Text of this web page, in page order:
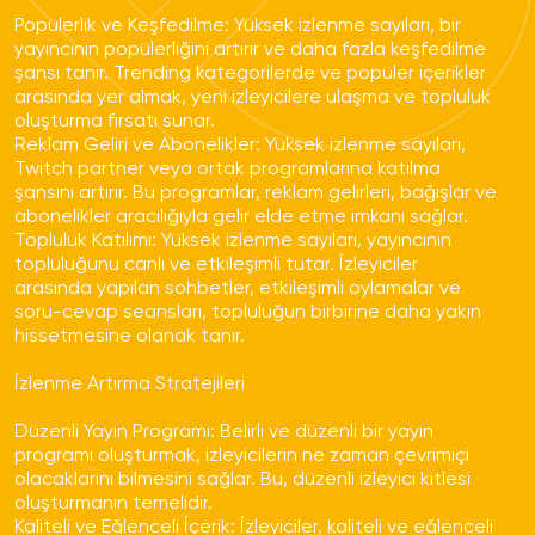
faturanızıda talep edebilirsiniz.
Aldığım hizmetlerde düşme
olur mu?
Türk Gerçek Takipçi Satın Al hizmetimizde %20
ila %30 arasında düşüş yaşanmaktadır. Onuda
Telafili paketlerimiz ile garanti sağlamaktayız.
Takipçiler Gerçek Kullanıcılar
mı?
Türk Takipçi paketlerimiz tamamen gerçek türk
aktif profillerden oluşmaktadır. Aklınıza takılan
sorular için canlı destek - whatsapp
Ödeme İşlemi Güvenli Mi?
Bütün ödemelerimizi PayTR aracılığı ile
almaktayız. Hiçbir ödeme bilginiz bizimle
paylaşılmamakta olup aynı zamanda
kaydedilmemektedir. Dilerseniz hizmet
Popülerlik ve Keşfedilme: Yüksek izlenme sayıları, bir
yayıncının popülerliğini artırır ve daha fazla keşfedilme
şansı tanır. Trending kategorilerde ve popüler içerikler
arasında yer almak, yeni izleyicilere ulaşma ve topluluk
oluşturma fırsatı sunar.
Reklam Geliri ve Abonelikler: Yüksek izlenme sayıları,
Twitch partner veya ortak programlarına katılma
şansını artırır. Bu programlar, reklam gelirleri, bağışlar ve
abonelikler aracılığıyla gelir elde etme imkanı sağlar.
Topluluk Katılımı: Yüksek izlenme sayıları, yayıncının
topluluğunu canlı ve etkileşimli tutar. İzleyiciler
arasında yapılan sohbetler, etkileşimli oylamalar ve
soru-cevap seansları, topluluğun birbirine daha yakın
hissetmesine olanak tanır.
İzlenme Artırma Stratejileri
Düzenli Yayın Programı: Belirli ve düzenli bir yayın
programı oluşturmak, izleyicilerin ne zaman çevrimiçi
olacaklarını bilmesini sağlar. Bu, düzenli izleyici kitlesi
oluşturmanın temelidir.
Kaliteli ve Eğlenceli İçerik: İzleyiciler, kaliteli ve eğlenceli